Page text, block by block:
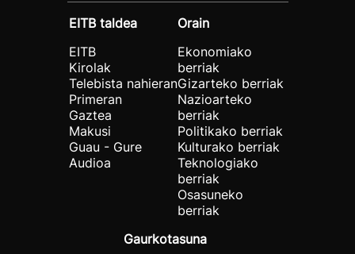
EITB taldea
EITB
Kirolak
Telebista nahieran
Primeran
Gaztea
Makusi
Guau - Gure
Audioa
Orain
Ekonomiako
berriak
Gizarteko berriak
Nazioarteko
berriak
Politikako berriak
Kulturako berriak
Teknologiako
berriak
Osasuneko
berriak
Gaurkotasuna